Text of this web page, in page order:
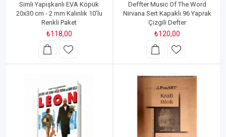
Simli Yapışkanlı EVA Köpük
20x30 cm - 2 mm Kalınlık 10’lu
Renkli Paket
₺118,00
Deffter Music Of The Word
Nirvana Sert Kapaklı 96 Yaprak
Çizgili Defter
₺120,00